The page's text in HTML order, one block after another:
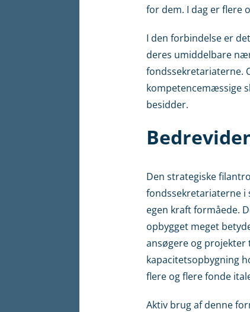
for dem. I dag er flere
I den forbindelse er
deres umiddelbare
fondssekretariaterne.
kompetencemæssige
besidder.
Den strategiske
fondssekretariaterne i
egen kraft formåede.
opbygget meget
ansøgere og projekter
kapacitetsopbygning
flere og flere fonde
Aktiv brug af denne